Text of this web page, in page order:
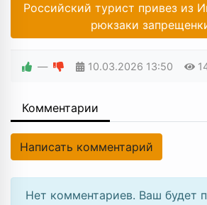
Российский турист привез из
рюкзаки
— 10.03.2026 13:50
Комментарии
Написать комментарий
Нет комментариев. Ваш будет